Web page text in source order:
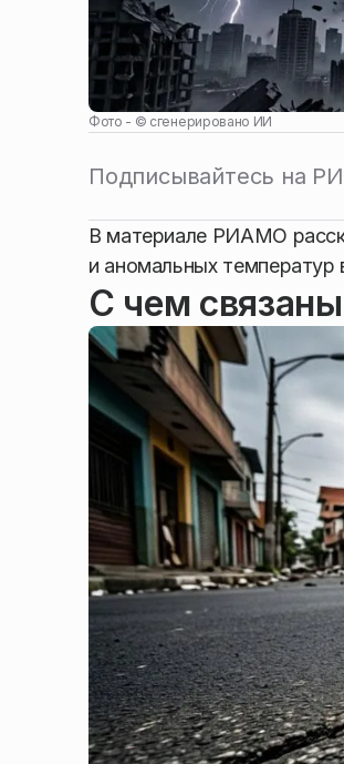
Фото - © сгенерировано ИИ
Подписывайтесь на
В материале РИАМО
и аномальных температур
С чем